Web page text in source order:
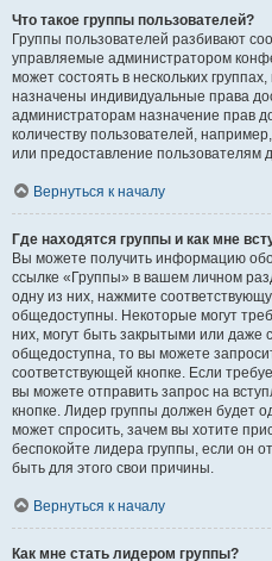
Что такое группы пользователей?
Группы пользователей разбивают
управляемые администратором
может состоять в нескольких
назначены индивидуальные права
администраторам назначение прав
количеству пользователей,
или предоставление пользователям
Вернуться к началу
Где находятся группы и как мне
Вы можете получить информацию
ссылке «Группы» в вашем личном
одну из них, нажмите
общедоступны. Некоторые могут
них, могут быть закрытыми или даже
общедоступна, то вы можете
соответствующей кнопке. Если
вы можете отправить запрос на
кнопке. Лидер группы должен будет
может спросить, зачем вы хотите
беспокойте лидера группы, если он
быть для этого свои причины.
Вернуться к началу
Как мне стать лидером группы?